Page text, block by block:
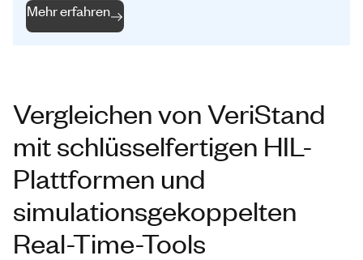
Mehr erfahren
Vergleichen von VeriStand
mit schlüsselfertigen HIL-
Plattformen und
simulationsgekoppelten
Real-Time-Tools